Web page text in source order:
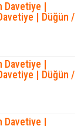
Davetiye |
| Düğün /
Davetiye |
| Düğün /
Davetiye |